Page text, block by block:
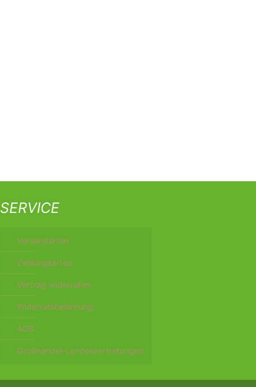
SERVICE
Versandarten
Zahlungsarten
Vertrag widerrufen
Widerrufsbelehrung
AGB
Großhandel-Landesvertretungen